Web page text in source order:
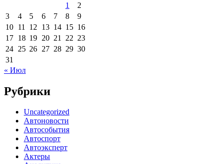
1
2
3
4 5 6 7 8
9
10 11 12 13 14 15 16
17 18 19 20 21 22 23
24 25 26 27 28 29 30
31
« Июл
Рубрики
Uncategorized
Автоновости
Автособытия
Автоспорт
Автоэксперт
Актеры